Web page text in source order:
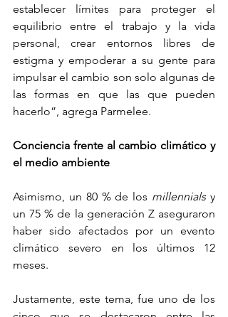
establecer límites para proteger el
equilibrio entre el trabajo y la vida
personal, crear entornos libres de
estigma y empoderar a su gente para
impulsar el cambio son solo algunas de
las formas en que las que pueden
hacerlo”, agrega Parmelee.
Conciencia frente al cambio climático y
el medio ambiente
Asimismo, un 80 % de los millennials y
un 75 % de la generación Z aseguraron
haber sido afectados por un evento
climático severo en los últimos 12
meses.
Justamente, este tema, fue uno de los